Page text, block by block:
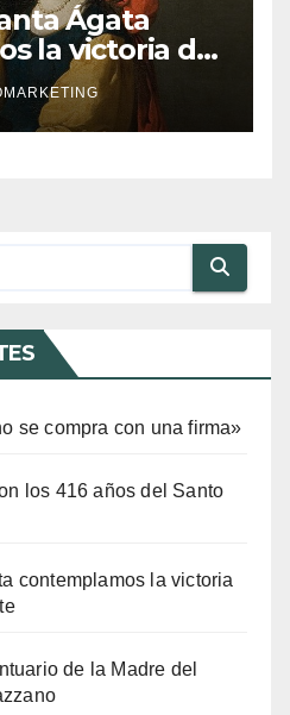
Ágata
la victoria del
muerte
se compra con una firma»
los 416 años del Santo
contemplamos la victoria
de la Madre del